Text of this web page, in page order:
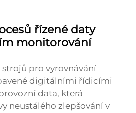
řízené daty
monitorování
pro vyrovnávání
digitálními řídicími
data, která
neustálého zlepšování v